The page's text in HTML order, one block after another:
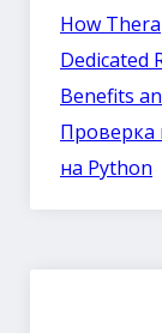
How
Dedicated
Benefits
Проверка
на Python